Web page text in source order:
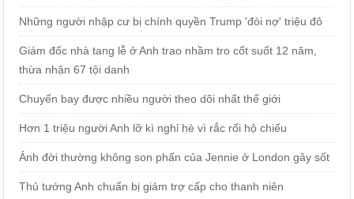
Những người nhập cư bị chính quyền Trump 'đòi nợ' triệu đô
Giám đốc nhà tang lễ ở Anh trao nhầm tro cốt suốt 12 năm,
thừa nhận 67 tội danh
Chuyến bay được nhiều người theo dõi nhất thế giới
Hơn 1 triệu người Anh lỡ kì nghỉ hè vì rắc rối hộ chiếu
Ảnh đời thường không son phấn của Jennie ở London gây sốt
Thủ tướng Anh chuẩn bị giảm trợ cấp cho thanh niên